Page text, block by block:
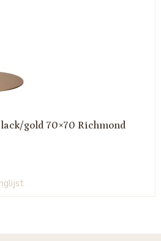
gold 70×70 Richmond